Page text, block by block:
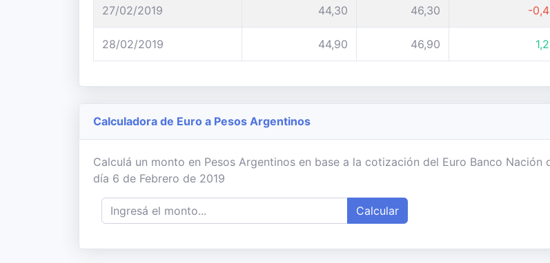
27/02/2019 44,30 46,30 -
28/02/2019 44,90 46,90
Calculadora de Euro a Pesos Argentinos
Calculá un monto en Pesos Argentinos en base a la cotización del Euro Banco Nación
día 6 de Febrero de 2019
Calcular